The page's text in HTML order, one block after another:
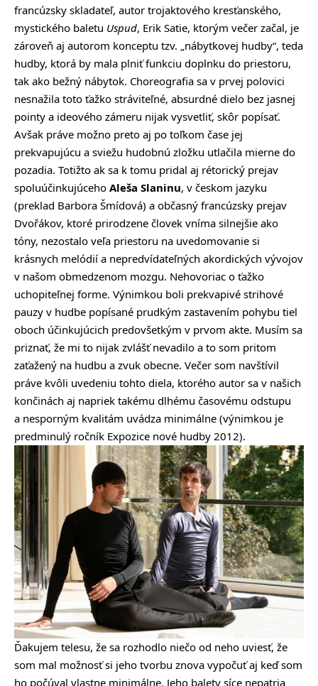
francúzsky skladateľ, autor trojaktového kresťanského,
mystického baletu Uspud, Erik Satie, ktorým večer začal, je
zároveň aj autorom konceptu tzv. „nábytkovej hudby“, teda
hudby, ktorá by mala plniť funkciu doplnku do priestoru,
tak ako bežný nábytok. Choreografia sa v prvej polovici
nesnažila toto ťažko stráviteľné, absurdné dielo bez jasnej
pointy a ideového zámeru nijak vysvetliť, skôr popísať.
Avšak práve možno preto aj po toľkom čase jej
prekvapujúcu a sviežu hudobnú zložku utlačila mierne do
pozadia. Totižto ak sa k tomu pridal aj rétorický prejav
spoluúčinkujúceho Aleša Slaninu, v českom jazyku
(preklad Barbora Šmídová) a občasný francúzsky prejav
Dvořákov, ktoré prirodzene človek vníma silnejšie ako
tóny, nezostalo veľa priestoru na uvedomovanie si
krásnych melódií a nepredvídateľných akordických vývojov
v našom obmedzenom mozgu. Nehovoriac o ťažko
uchopiteľnej forme. Výnimkou boli prekvapivé strihové
pauzy v hudbe popísané prudkým zastavením pohybu tiel
oboch účinkujúcich predovšetkým v prvom akte. Musím sa
priznať, že mi to nijak zvlášť nevadilo a to som pritom
zaťažený na hudbu a zvuk obecne. Večer som navštívil
práve kvôli uvedeniu tohto diela, ktorého autor sa v našich
končinách aj napriek takému dlhému časovému odstupu
a nesporným kvalitám uvádza minimálne (výnimkou je
predminulý ročník Expozice nové hudby 2012).
Ďakujem telesu, že sa rozhodlo niečo od neho uviesť, že
som mal možnosť si jeho tvorbu znova vypočuť aj keď som
ho počúval vlastne minimálne. Jeho balety síce nepatria